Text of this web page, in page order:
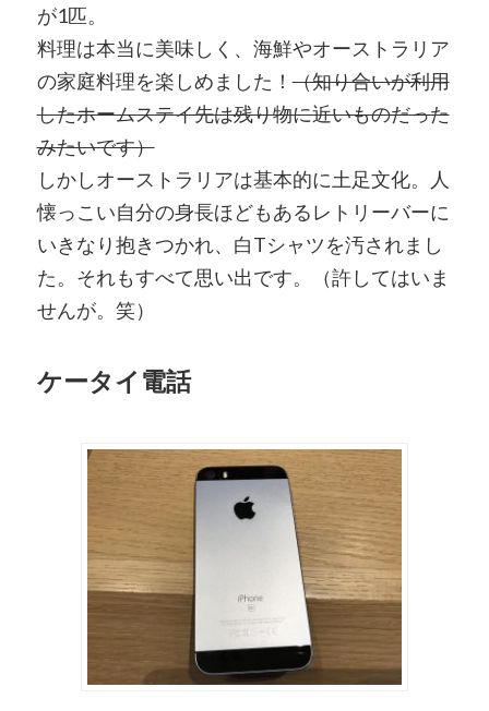
が1匹。
料理は本当に美味しく、海鮮やオーストラリア
の家庭料理を楽しめました！（知り合いが利用
したホームステイ先は残り物に近いものだった
みたいです）
しかしオーストラリアは基本的に土足文化。人
懐っこい自分の身長ほどもあるレトリーバーに
いきなり抱きつかれ、白Tシャツを汚されまし
た。それもすべて思い出です。（許してはいま
せんが。笑）
ケータイ電話